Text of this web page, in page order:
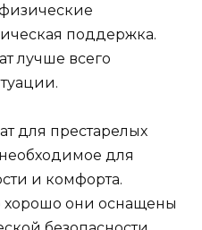
поддержка.
лучше всего
для престарелых
для
и комфорта.
хорошо они оснащены